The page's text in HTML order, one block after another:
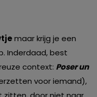
maar krijg je een
Inderdaad, best
context: Poser un
voor iemand),